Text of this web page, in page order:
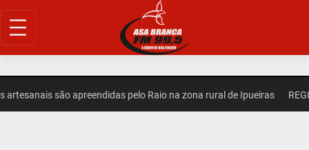
Pular
para
são apreendidas pelo Raio na zona rural de Ipueiras